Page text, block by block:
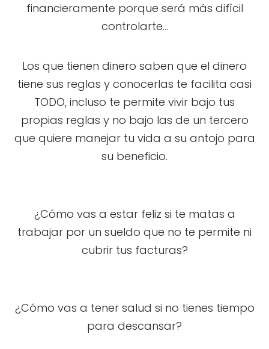
financieramente porque será más difícil
controlarte...
Los que tienen dinero saben que el dinero
tiene sus reglas y conocerlas te facilita casi
TODO, incluso te permite vivir bajo tus
propias reglas y no bajo las de un tercero
que quiere manejar tu vida a su antojo para
su beneficio.
¿Cómo vas a estar feliz si te matas a
trabajar por un sueldo que no te permite ni
cubrir tus facturas?
¿Cómo vas a tener salud si no tienes tiempo
para descansar?